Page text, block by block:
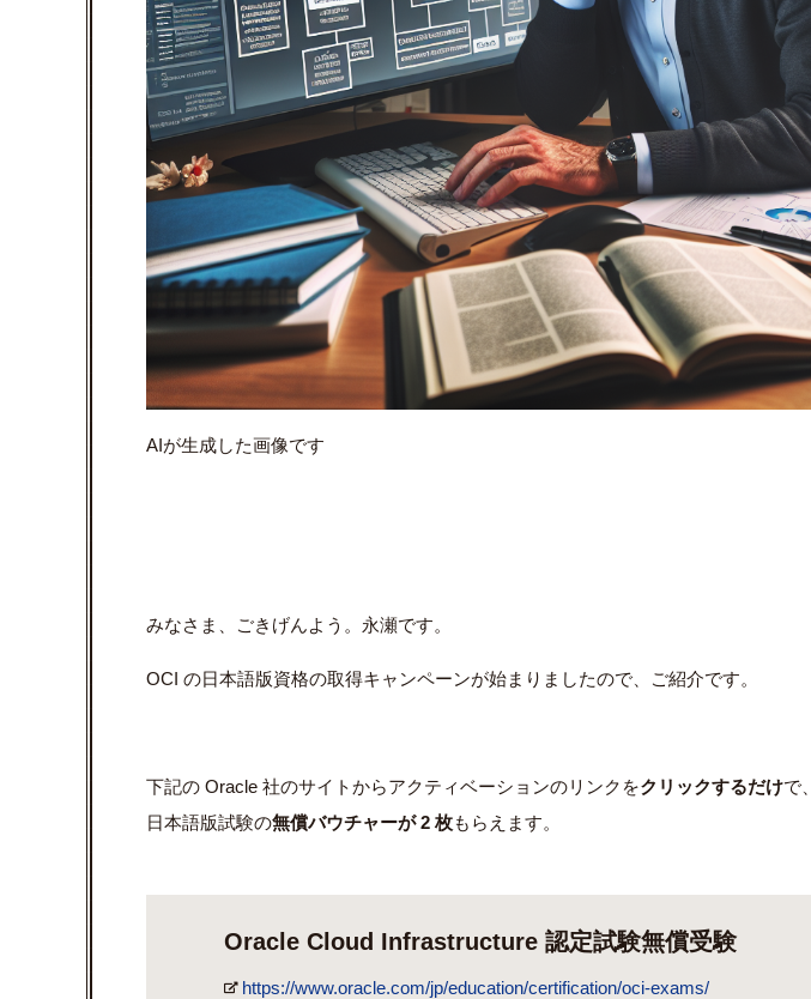
AIが生成した画像です
みなさま、ごきげんよう。永瀬です。
OCI の日本語版資格の取得キャンペーンが始まりましたので、ご紹介です。
下記の Oracle 社のサイトからアクティベーションのリンクをクリックするだけで、
日本語版試験の無償バウチャーが 2 枚もらえます。
Oracle Cloud Infrastructure 認定試験無償受験
https://www.oracle.com/jp/education/certification/oci-exams/